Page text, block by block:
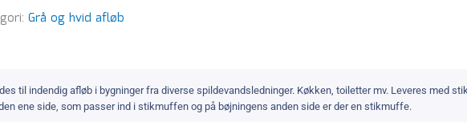
Grå og hvid afløb
til indendig afløb i bygninger fra diverse spildevandsledninger. Køkken, toiletter mv. Leveres med
ene side, som passer ind i stikmuffen og på bøjningens anden side er der en stikmuffe.